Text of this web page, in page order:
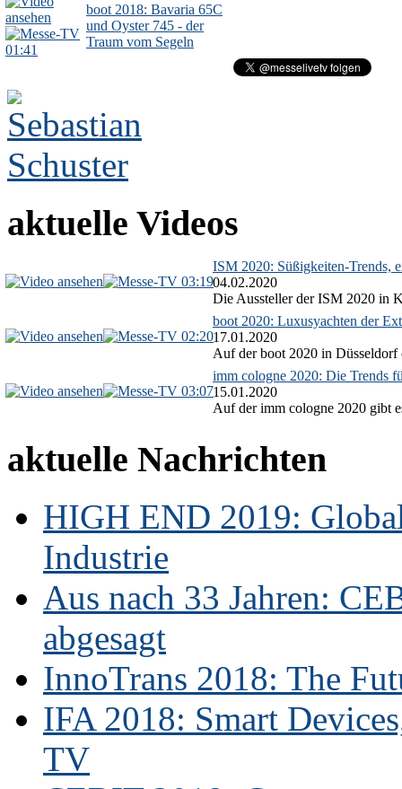
01:41
boot 2018: Bavaria 65C
und Oyster 745 - der
Traum vom Segeln
aktuelle Videos
03:19
ISM 2020: Süßigkeiten-Trends,
04.02.2020
Die Aussteller der ISM 2020 in
02:20
boot 2020: Luxusyachten der
17.01.2020
Auf der boot 2020 in Düsseldorf
03:07
imm cologne 2020: Die Trends
15.01.2020
Auf der imm cologne 2020 gibt
aktuelle Nachrichten
HIGH END 2019:
Industrie
Aus nach 33 Jahren:
abgesagt
InnoTrans 2018: The
IFA 2018: Smart
TV